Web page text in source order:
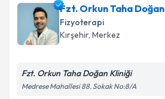
Fzt. Orkun Taha Doğan
Fizyoterapi
Kırşehir, Merkez
Fzt. Orkun Taha Doğan Kliniği
Medrese Mahallesi 88. Sokak No:8/A